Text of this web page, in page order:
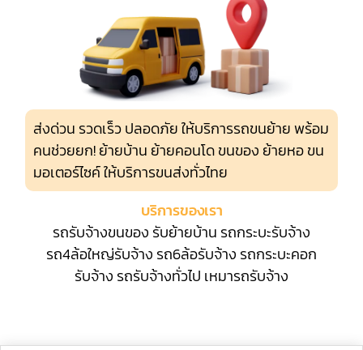
ส่งด่วน รวดเร็ว ปลอดภัย ให้บริการรถขนย้าย พร้อม
คนช่วยยก! ย้ายบ้าน ย้ายคอนโด ขนของ ย้ายหอ ขน
มอเตอร์ไซค์ ให้บริการขนส่งทั่วไทย
บริการของเรา
รถรับจ้างขนของ รับย้ายบ้าน รถกระบะรับจ้าง
รถ4ล้อใหญ่รับจ้าง รถ6ล้อรับจ้าง รถกระบะคอก
รับจ้าง รถรับจ้างทั่วไป เหมารถรับจ้าง